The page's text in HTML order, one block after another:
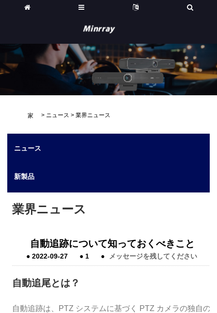
家 > ニュース > 業界ニュース
ニュース
新製品
業界ニュース
自動追跡について知っておくべきこと
●2022-09-27 ● 1 ● メッセージを残してください
自動追尾とは？
自動追跡は、PTZ システムに基づく PTZ カメラの独自の